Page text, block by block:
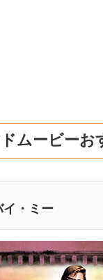
ドムービーお
バイ・ミ